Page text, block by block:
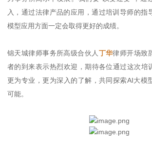
入，通过法律产品的应用，通过培训导师的指
模型应用方面一定会取得更好的成绩。
锦天城律师事务所高级合伙人丁华律师开场致
者的到来表示热烈欢迎，期待各位通过这次培
更为专业，更为深入的了解，共同探索AI大模
可能。